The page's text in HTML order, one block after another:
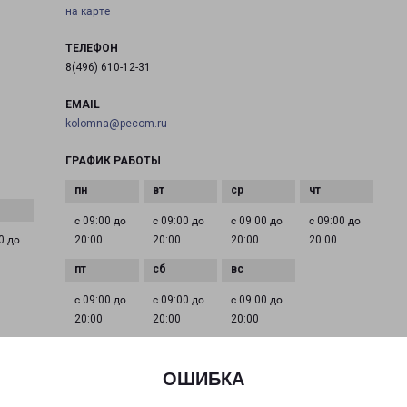
ОШИБКА
до
на карте
ТЕЛЕФОН
8(496) 610-12-31
EMAIL
kolomna@pecom.ru
ГРАФИК РАБОТЫ
с 09:00 до
20:00
с 09:00 до
20:00
с 09:00 до
20:00
с 09:00 до
20:00
с 09:00 до
20:00
с 09:00 до
20:00
с 09:00 до
20:00